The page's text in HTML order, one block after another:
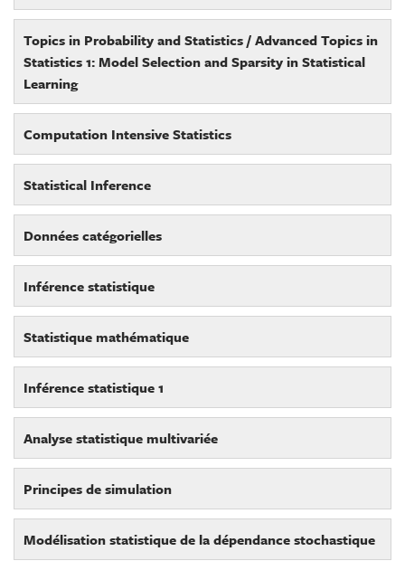
Topics in Probability and Statistics / Advanced Topics in
Statistics 1: Model Selection and Sparsity in Statistical
Learning
Computation Intensive Statistics
Statistical Inference
Données catégorielles
Inférence statistique
Statistique mathématique
Inférence statistique 1
Analyse statistique multivariée
Principes de simulation
Modélisation statistique de la dépendance stochastique